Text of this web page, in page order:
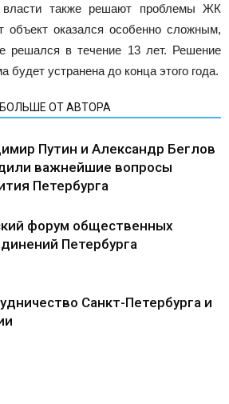
также решают проблемы ЖК
оказался особенно сложным,
решался в течение 13 лет. Решение
будет устранена до конца этого года.
БОЛЬШЕ ОТ АВТОРА
Путин и Александр Беглов
важнейшие вопросы
Петербурга
форум общественных
Петербурга
Санкт-Петербурга и